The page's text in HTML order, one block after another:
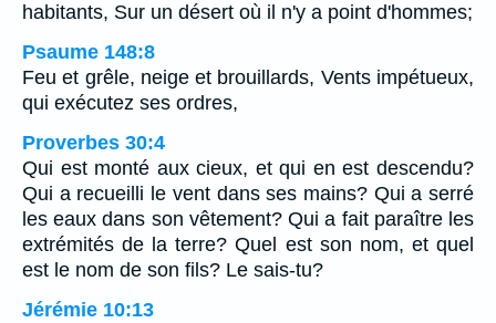
habitants, Sur un désert où il n'y a point d'hommes;
Psaume 148:8
Feu et grêle, neige et brouillards, Vents impétueux,
qui exécutez ses ordres,
Proverbes 30:4
Qui est monté aux cieux, et qui en est descendu?
Qui a recueilli le vent dans ses mains? Qui a serré
les eaux dans son vêtement? Qui a fait paraître les
extrémités de la terre? Quel est son nom, et quel
est le nom de son fils? Le sais-tu?
Jérémie 10:13